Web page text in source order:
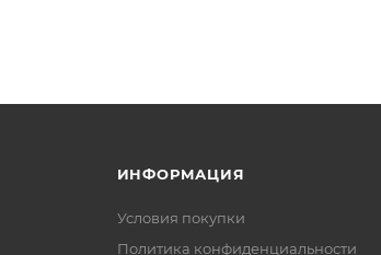
ИНФОРМАЦИЯ
Условия покупки
Политика конфиденциальности